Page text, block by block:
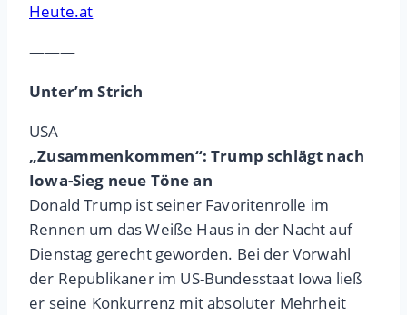
Heute.at
———
Unter’m Strich
USA
„Zusammenkommen“: Trump schlägt nach
Iowa-Sieg neue Töne an
Donald Trump ist seiner Favoritenrolle im
Rennen um das Weiße Haus in der Nacht auf
Dienstag gerecht geworden. Bei der Vorwahl
der Republikaner im US-Bundesstaat Iowa ließ
er seine Konkurrenz mit absoluter Mehrheit